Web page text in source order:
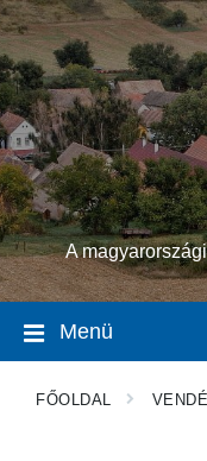
Ugrás
a
tartalomhoz
Ugrás
a
fő
navigációhoz
Ugrás
a
lábléchez
A
Menü
FŐOLDAL